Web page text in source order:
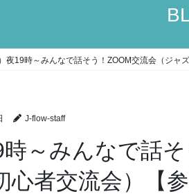
夜19時～みんなで話そう！ZOOM交流会（ジャ
J-flow-staff
～みんなで話
者交流会）【参